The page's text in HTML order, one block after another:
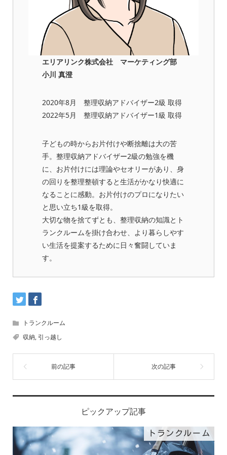
エリアリンク株式会社 マーケティング部
小川 真澄
2020年8月 整理収納アドバイザー2級 取得
2022年5月 整理収納アドバイザー1級 取得
子どもの時からお片付けや断捨離は大の苦
手。整理収納アドバイザー2級の勉強を機
に、お片付けには理論やセオリーがあり、身
の回りを整理整頓すると生活がかなり快適に
なることに感動。お片付けのプロになりたい
と思い立ち1級を取得。
大切な物を捨てずとも、整理収納の知識とト
ランクルームを掛け合わせ、より暮らしやす
い生活を提案するために日々奮闘していま
す。
トランクルーム
収納, 引っ越し
ピックアップ記事
トランクルーム